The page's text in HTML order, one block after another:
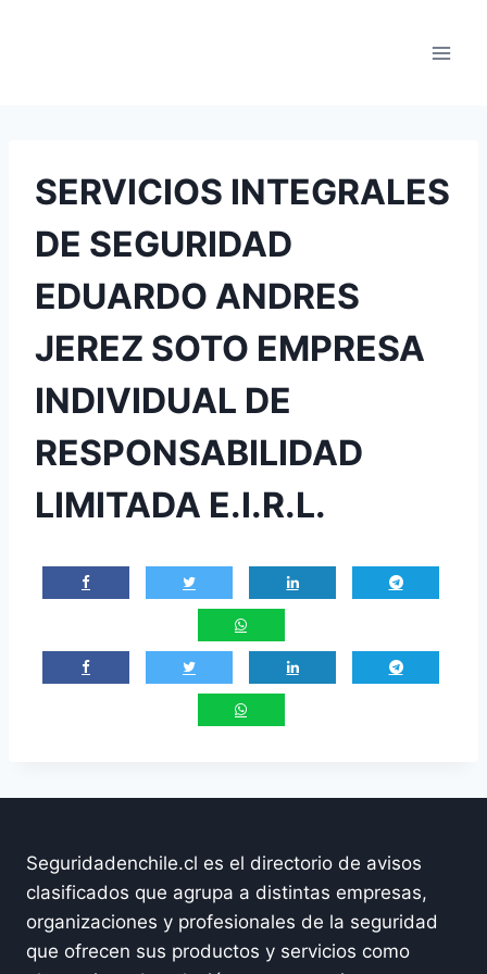
SERVICIOS INTEGRALES
DE SEGURIDAD
EDUARDO ANDRES
JEREZ SOTO EMPRESA
INDIVIDUAL DE
RESPONSABILIDAD
LIMITADA E.I.R.L.
Seguridadenchile.cl es el directorio de avisos
clasificados que agrupa a distintas empresas,
organizaciones y profesionales de la seguridad
que ofrecen sus productos y servicios como